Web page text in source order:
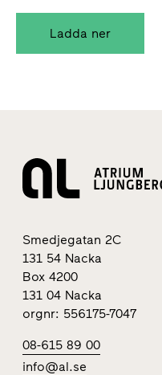
Smedjegatan 2C
131 54 Nacka
Box 4200
131 04 Nacka
orgnr: 556175-7047
08-615 89 00
info@al.se